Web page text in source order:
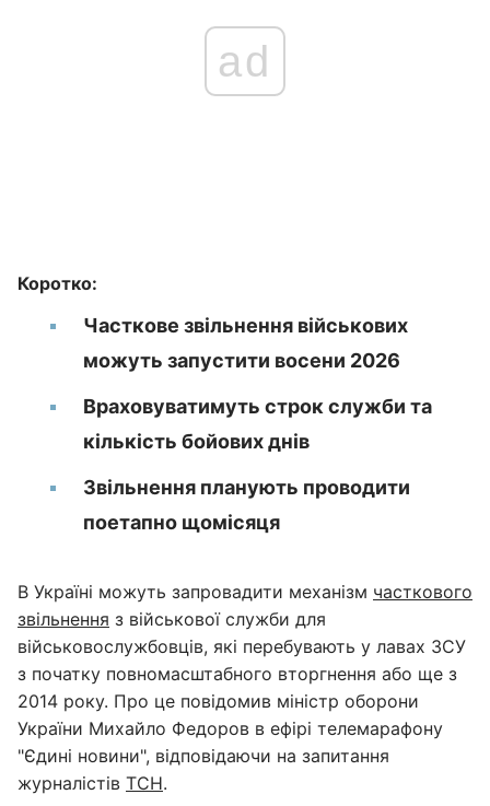
ad
Коротко:
Часткове звільнення військових
можуть запустити восени 2026
Враховуватимуть строк служби та
кількість бойових днів
Звільнення планують проводити
поетапно щомісяця
В Україні можуть запровадити механізм часткового
звільнення з військової служби для
військовослужбовців, які перебувають у лавах ЗСУ
з початку повномасштабного вторгнення або ще з
2014 року. Про це повідомив міністр оборони
України Михайло Федоров в ефірі телемарафону
"Єдині новини", відповідаючи на запитання
журналістів ТСН.